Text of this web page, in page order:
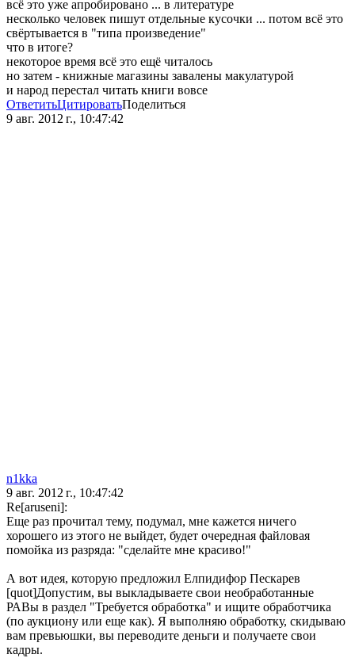
всё это уже апробировано ... в литературе
несколько человек пишут отдельные кусочки ... потом всё это
свёртывается в "типа произведение"
что в итоге?
некоторое время всё это ещё читалось
но затем - книжные магазины завалены макулатурой
и народ перестал читать книги вовсе
ОтветитьЦитироватьПоделиться
9 авг. 2012 г., 10:47:42
n1kka
9 авг. 2012 г., 10:47:42
Re[aruseni]:
Еще раз прочитал тему, подумал, мне кажется ничего
хорошего из этого не выйдет, будет очередная файловая
помойка из разряда: "сделайте мне красиво!"
А вот идея, которую предложил Елпидифор Пескарев
[quot]Допустим, вы выкладываете свои необработанные
РАВы в раздел "Требуется обработка" и ищите обработчика
(по аукциону или еще как). Я выполняю обработку, скидываю
вам превьюшки, вы переводите деньги и получаете свои
кадры.